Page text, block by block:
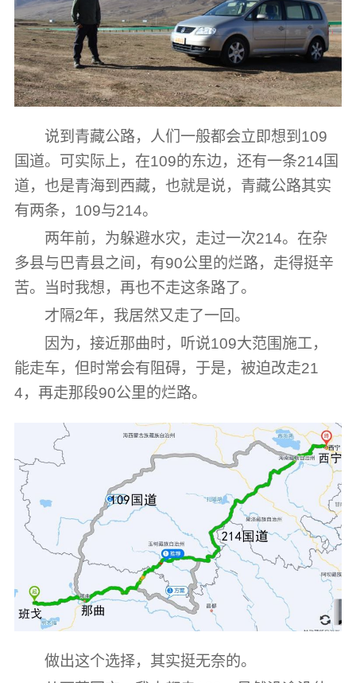
说到青藏公路，人们一般都会立即想到109
国道。可实际上，在109的东边，还有一条214国
道，也是青海到西藏，也就是说，青藏公路其实
有两条，109与214。
两年前，为躲避水灾，走过一次214。在杂
多县与巴青县之间，有90公里的烂路，走得挺辛
苦。当时我想，再也不走这条路了。
才隔2年，我居然又走了一回。
因为，接近那曲时，听说109大范围施工，
能走车，但时常会有阻碍，于是，被迫改走21
4，再走那段90公里的烂路。
做出这个选择，其实挺无奈的。